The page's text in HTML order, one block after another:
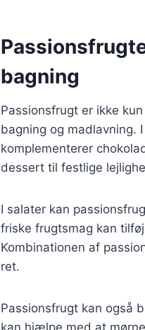
bagning
Passionsfrugt er ikke
bagning og madlavning.
komplementerer
dessert til festlige
I salater kan
friske frugtsmag kan
Kombinationen af
ret.
Passionsfrugt kan også
kan hjælpe med at